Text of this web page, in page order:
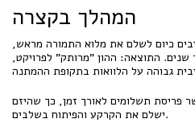
המהלך בקצרה
כיום לשלם את מלוא התמורה מראש,
התוצאה: ההון "מרותק" לפרויקט,
פריסת תשלומים לאורך זמן, כך שהיזם
ישלם את הקרקע והפיתוח בשלבים.